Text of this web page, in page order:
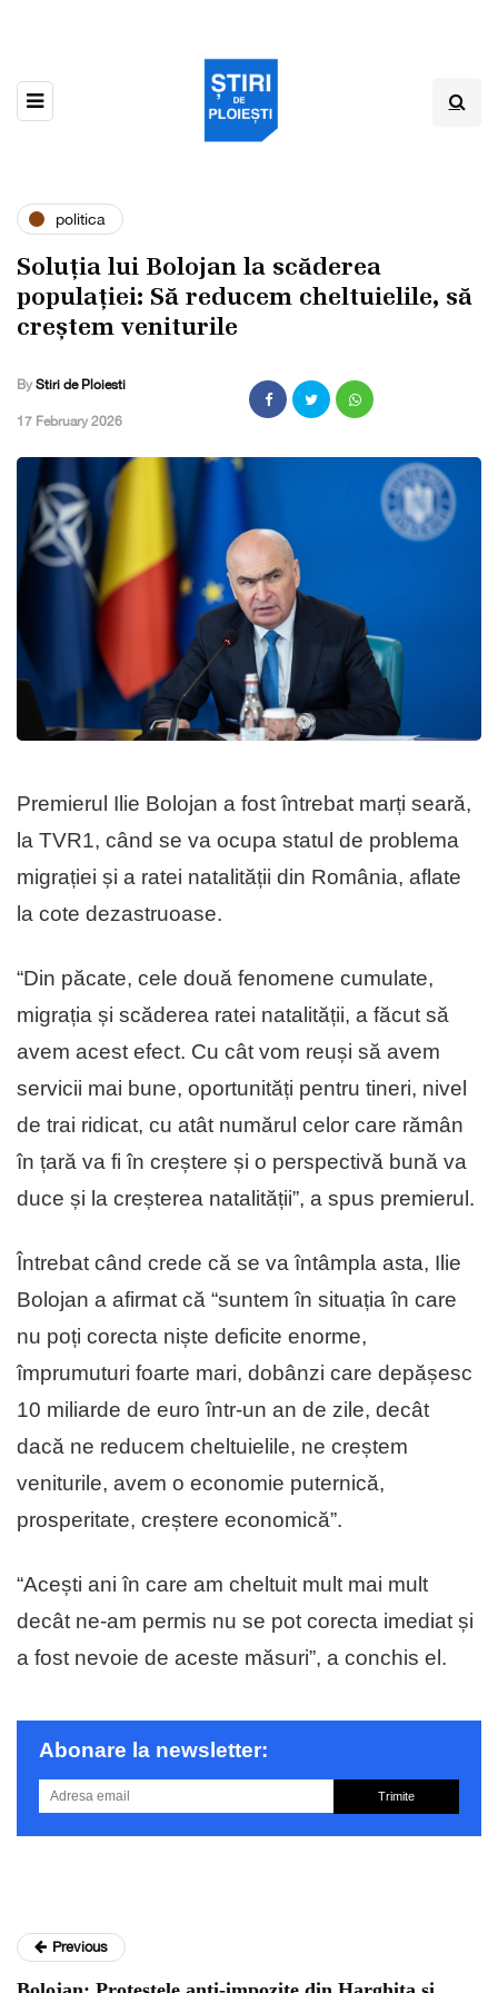
politica
Soluția lui Bolojan la scăderea
populației: Să reducem cheltuielile, să
creștem veniturile
By Stiri de Ploiesti
,17 February 2026
Premierul Ilie Bolojan a fost întrebat marți seară,
la TVR1, când se va ocupa statul de problema
migrației și a ratei natalității din România, aflate
la cote dezastruoase.
“Din păcate, cele două fenomene cumulate,
migrația și scăderea ratei natalității, a făcut să
avem acest efect. Cu cât vom reuși să avem
servicii mai bune, oportunități pentru tineri, nivel
de trai ridicat, cu atât numărul celor care rămân
în țară va fi în creștere și o perspectivă bună va
duce și la creșterea natalității”, a spus premierul.
Întrebat când crede că se va întâmpla asta, Ilie
Bolojan a afirmat că “suntem în situația în care
nu poți corecta niște deficite enorme,
împrumuturi foarte mari, dobânzi care depășesc
10 miliarde de euro într-un an de zile, decât
dacă ne reducem cheltuielile, ne creștem
veniturile, avem o economie puternică,
prosperitate, creștere economică”.
“Acești ani în care am cheltuit mult mai mult
decât ne-am permis nu se pot corecta imediat și
a fost nevoie de aceste măsuri”, a conchis el.
Abonare la newsletter:
Trimite
Previous